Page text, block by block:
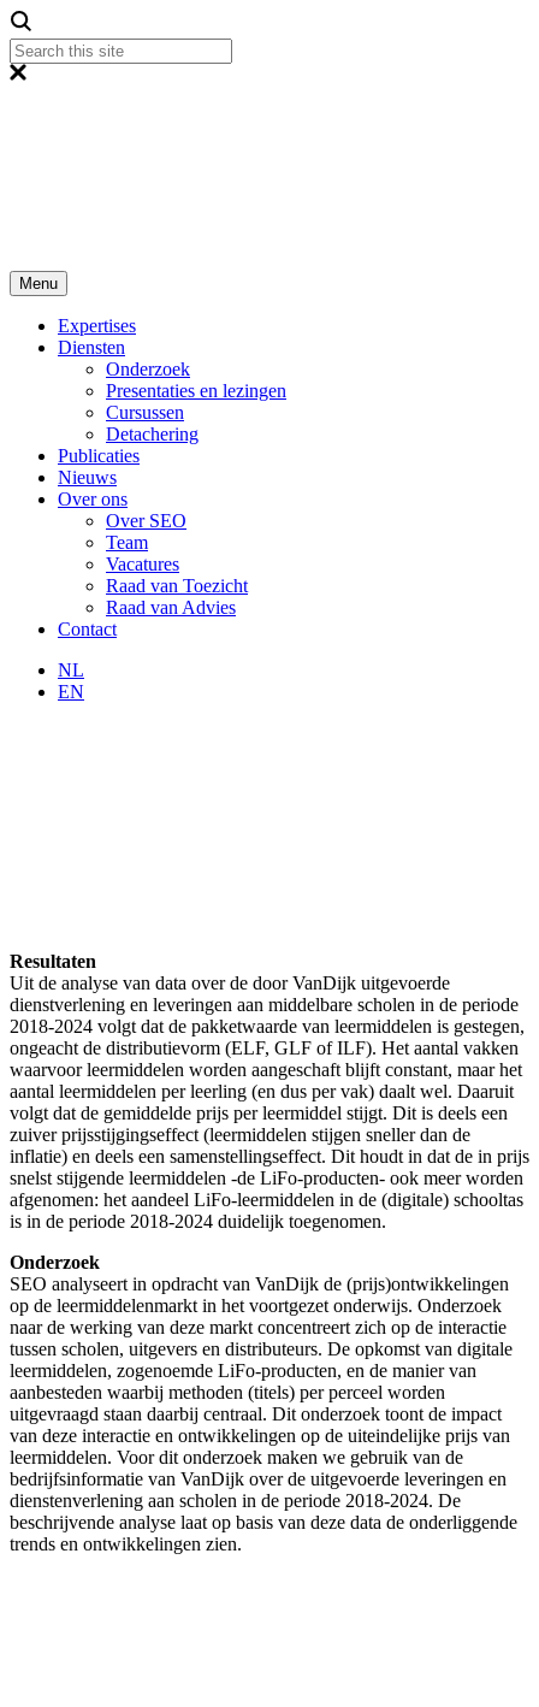
Menu
Expertises
Diensten
Onderzoek
Presentaties en lezingen
Cursussen
Detachering
Publicaties
Nieuws
Over ons
Over SEO
Team
Vacatures
Raad van Toezicht
Raad van Advies
Contact
NL
EN
Resultaten
Uit de analyse van data over de door VanDijk uitgevoerde
dienstverlening en leveringen aan middelbare scholen in de periode
2018-2024 volgt dat de pakketwaarde van leermiddelen is gestegen,
ongeacht de distributievorm (ELF, GLF of ILF). Het aantal vakken
waarvoor leermiddelen worden aangeschaft blijft constant, maar het
aantal leermiddelen per leerling (en dus per vak) daalt wel. Daaruit
volgt dat de gemiddelde prijs per leermiddel stijgt. Dit is deels een
zuiver prijsstijgingseffect (leermiddelen stijgen sneller dan de
inflatie) en deels een samenstellingseffect. Dit houdt in dat de in prijs
snelst stijgende leermiddelen -de LiFo-producten- ook meer worden
afgenomen: het aandeel LiFo-leermiddelen in de (digitale) schooltas
is in de periode 2018-2024 duidelijk toegenomen.
Onderzoek
SEO analyseert in opdracht van VanDijk de (prijs)ontwikkelingen
op de leermiddelenmarkt in het voortgezet onderwijs. Onderzoek
naar de werking van deze markt concentreert zich op de interactie
tussen scholen, uitgevers en distributeurs. De opkomst van digitale
leermiddelen, zogenoemde LiFo-producten, en de manier van
aanbesteden waarbij methoden (titels) per perceel worden
uitgevraagd staan daarbij centraal. Dit onderzoek toont de impact
van deze interactie en ontwikkelingen op de uiteindelijke prijs van
leermiddelen. Voor dit onderzoek maken we gebruik van de
bedrijfsinformatie van VanDijk over de uitgevoerde leveringen en
dienstenverlening aan scholen in de periode 2018-2024. De
beschrijvende analyse laat op basis van deze data de onderliggende
trends en ontwikkelingen zien.